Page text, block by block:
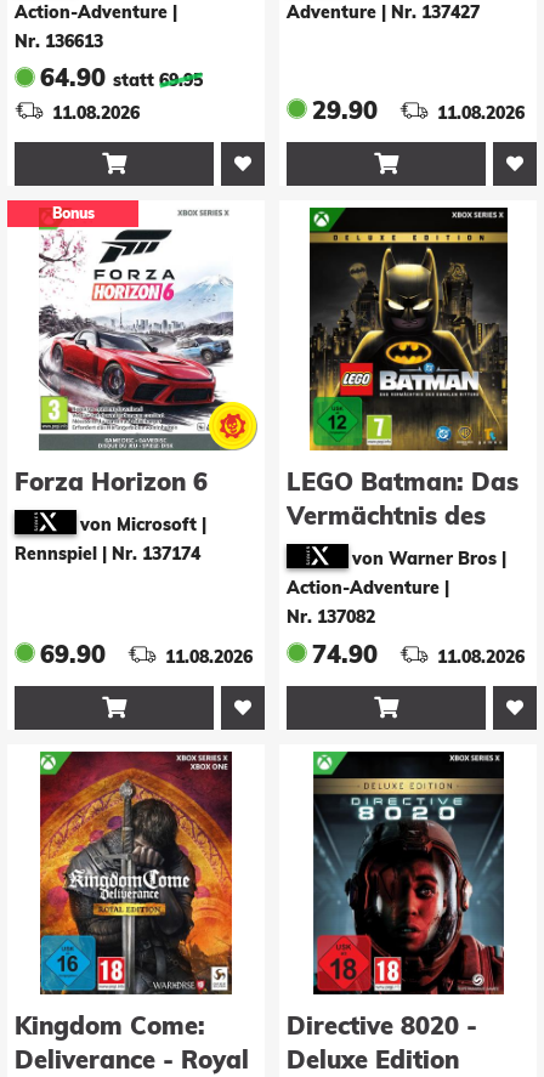
Action-Adventure
Nr. 136613
64.90 statt 69.95
11.08.2026

Adventure
Nr. 137427
29.90 11.08.2026

Bonus
Forza Horizon 6
von Microsoft |
Rennspiel
Nr. 137174
69.90 11.08.2026

LEGO Batman: Das
Vermächtnis des
Dunklen Ritters -
Deluxe Edition
von Warner Bros |
Action-Adventure
Nr. 137082
74.90 11.08.2026

Kingdom Come:
Deliverance - Royal
Directive 8020 -
Deluxe Edition